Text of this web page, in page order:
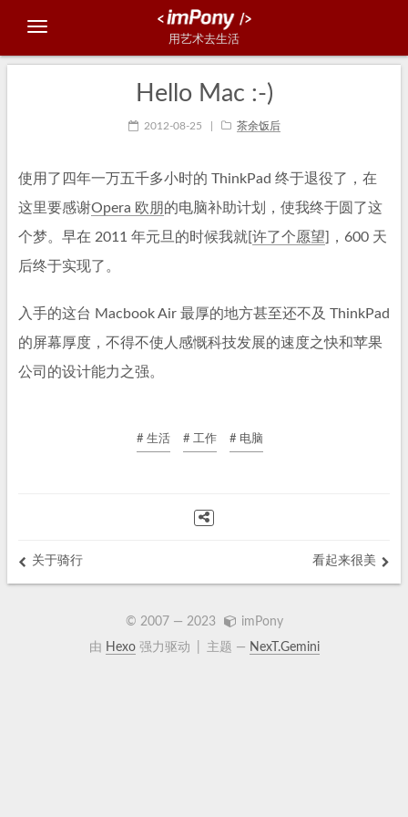
用艺术去生活
Hello Mac :-)
2012-08-25 茶余饭后
使用了四年一万五千多小时的 ThinkPad 终于退役了，在
这里要感谢Opera 欧朋的电脑补助计划，使我终于圆了这
个梦。早在 2011 年元旦的时候我就[ 许了个愿望 ]，600 天
后终于实现了。
入手的这台 Macbook Air 最厚的地方甚至还不及 ThinkPad
的屏幕厚度，不得不使人感慨科技发展的速度之快和苹果
公司的设计能力之强。
# 生活 # 工作 # 电脑
关于骑行 看起来很美
© 2007 — 2023
imPony
由 Hexo强力驱动 主题 — NexT.Gemini